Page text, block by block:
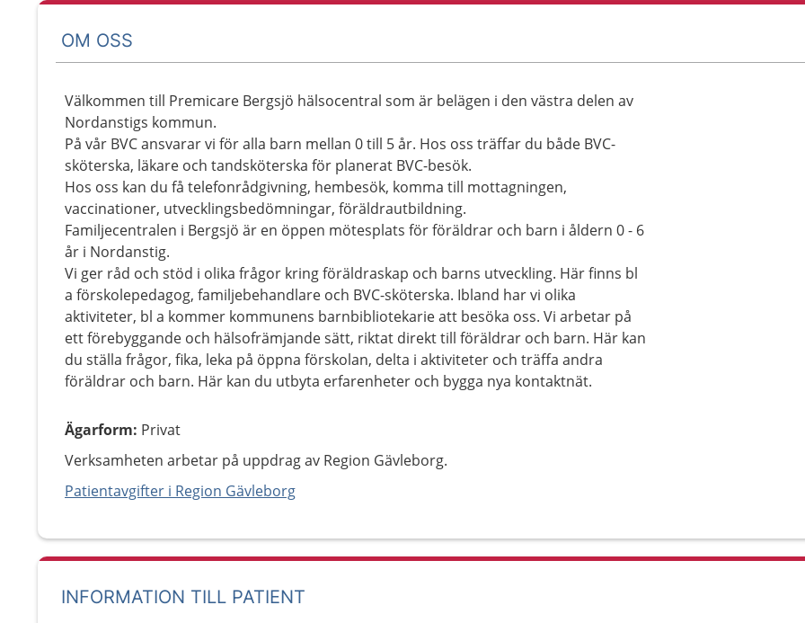
OM OSS
Välkommen till Premicare Bergsjö hälsocentral som är belägen i den västra delen av
Nordanstigs kommun.
På vår BVC ansvarar vi för alla barn mellan 0 till 5 år. Hos oss träffar du både BVC-
sköterska, läkare och tandsköterska för planerat BVC-besök.
Hos oss kan du få telefonrådgivning, hembesök, komma till mottagningen,
vaccinationer, utvecklingsbedömningar, föräldrautbildning.
Familjecentralen i Bergsjö är en öppen mötesplats för föräldrar och barn i åldern 0 - 6
år i Nordanstig.
Vi ger råd och stöd i olika frågor kring föräldraskap och barns utveckling. Här finns bl
a förskolepedagog, familjebehandlare och BVC-sköterska. Ibland har vi olika
aktiviteter, bl a kommer kommunens barnbibliotekarie att besöka oss. Vi arbetar på
ett förebyggande och hälsofrämjande sätt, riktat direkt till föräldrar och barn. Här kan
du ställa frågor, fika, leka på öppna förskolan, delta i aktiviteter och träffa andra
föräldrar och barn. Här kan du utbyta erfarenheter och bygga nya kontaktnät.
Ägarform: Privat
Verksamheten arbetar på uppdrag av Region Gävleborg.
Patientavgifter i Region Gävleborg
INFORMATION TILL PATIENT